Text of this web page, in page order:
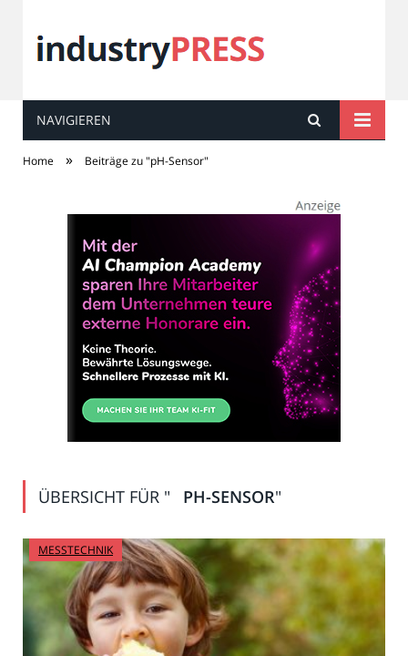
industryPRESS
NAVIGIEREN
Home » Beiträge zu "pH-Sensor"
ÜBERSICHT FÜR " PH-SENSOR"
MESSTECHNIK